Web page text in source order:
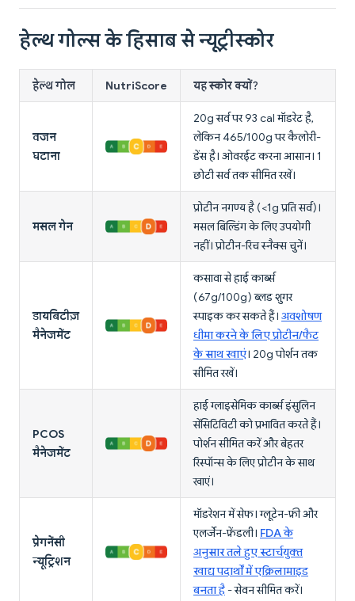
हेल्थ गोल्स के हिसाब से न्यूट्रीस्कोर
हेल्थ गोल NutriScore यह स्कोर क्यों?
वजन
घटाना
20g सर्व पर 93 cal मॉडरेट है,
लेकिन 465/100g पर कैलोरी-
डेंस है। ओवरईट करना आसान। 1
छोटी सर्व तक सीमित रखें।
मसल गेन
प्रोटीन नगण्य है (<1g प्रति सर्व)।
मसल बिल्डिंग के लिए उपयोगी
नहीं। प्रोटीन-रिच स्नैक्स चुनें।
डायबिटीज़
मैनेजमेंट
कसावा से हाई कार्ब्स
(67g/100g) ब्लड शुगर
स्पाइक कर सकते हैं। अवशोषण
धीमा करने के लिए प्रोटीन/फैट
के साथ खाएं। 20g पोर्शन तक
सीमित रखें।
PCOS
मैनेजमेंट
हाई ग्लाइसेमिक कार्ब्स इंसुलिन
सेंसिटिविटी को प्रभावित करते हैं।
पोर्शन सीमित करें और बेहतर
रिस्पॉन्स के लिए प्रोटीन के साथ
खाएं।
प्रेगनेंसी
न्यूट्रिशन
मॉडरेशन में सेफ। ग्लूटेन-फ्री और
एलर्जेन-फ्रेंडली। FDA के
अनुसार तले हुए स्टार्चयुक्त
खाद्य पदार्थों में एक्रिलामाइड
बनता है- सेवन सीमित करें।